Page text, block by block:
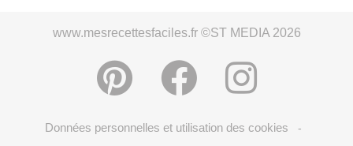
www.mesrecettesfaciles.fr ©ST MEDIA 2026
Données personnelles et utilisation des cookies -